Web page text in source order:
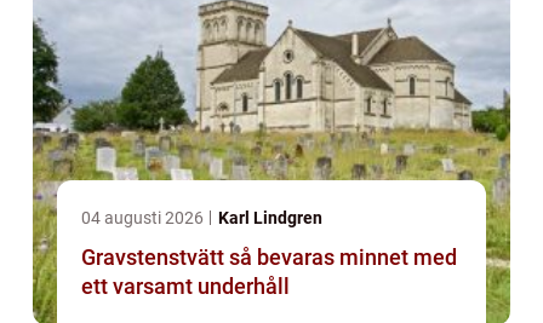
04 augusti 2026 Karl Lindgren
Gravstenstvätt så bevaras minnet med
ett varsamt underhåll